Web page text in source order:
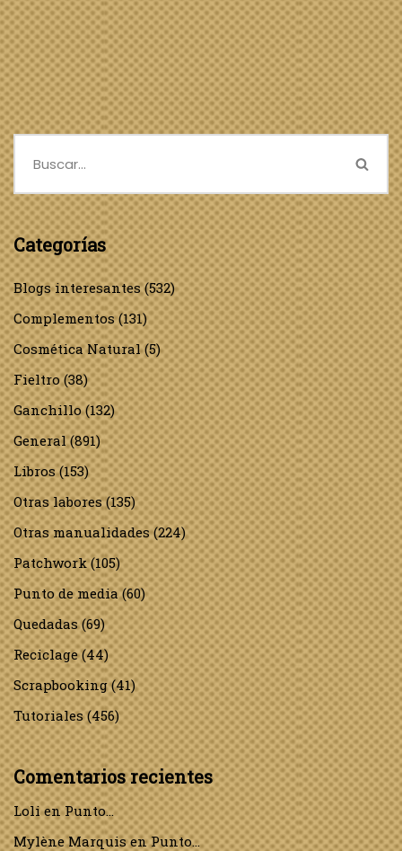
Categorías
Blogs interesantes(532)
Complementos(131)
Cosmética Natural(5)
Fieltro(38)
Ganchillo(132)
General(891)
Libros(153)
Otras labores(135)
Otras manualidades(224)
Patchwork(105)
Punto de media(60)
Quedadas(69)
Reciclage(44)
Scrapbooking(41)
Tutoriales(456)
Comentarios recientes
LolienPunto…
Mylène MarquisenPunto…